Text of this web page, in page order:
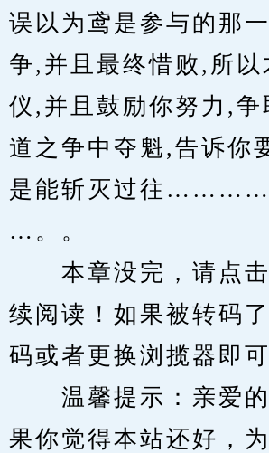
误以为鸢是参与的那
争,并且最终惜败,所以
仪,并且鼓励你努力,争
道之争中夺魁,告诉你
是能斩灭过往
…。。
本章没完，请点
续阅读！如果被转码
码或者更换浏揽器即可
温馨提示：亲爱的
果你觉得本站还好，